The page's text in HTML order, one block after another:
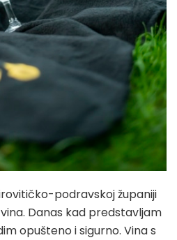
podravskoj županiji
Danas kad predstavljam
opušteno i sigurno. Vina s